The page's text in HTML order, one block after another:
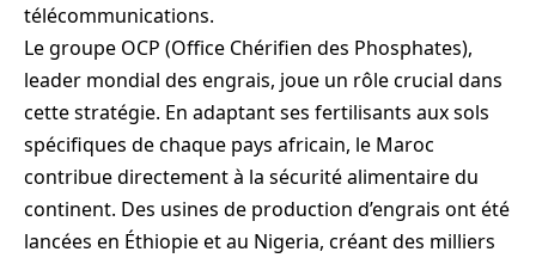
télécommunications.
Le groupe OCP (Office Chérifien des Phosphates),
leader mondial des engrais, joue un rôle crucial dans
cette stratégie. En adaptant ses fertilisants aux sols
spécifiques de chaque pays africain, le Maroc
contribue directement à la sécurité alimentaire du
continent. Des usines de production d’engrais ont été
lancées en Éthiopie et au Nigeria, créant des milliers